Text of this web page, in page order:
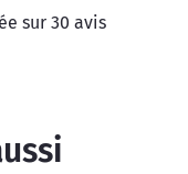
sur 30 avis